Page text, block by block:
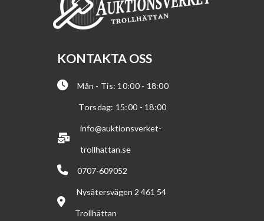
KONTAKTA OSS
Mån - Tis: 10:00 - 18:00
Torsdag: 15:00 - 18:00
info@auktionsverket-
trollhattan.se
0707-609052
Nysätersvägen 2 461 54
Trollhättan